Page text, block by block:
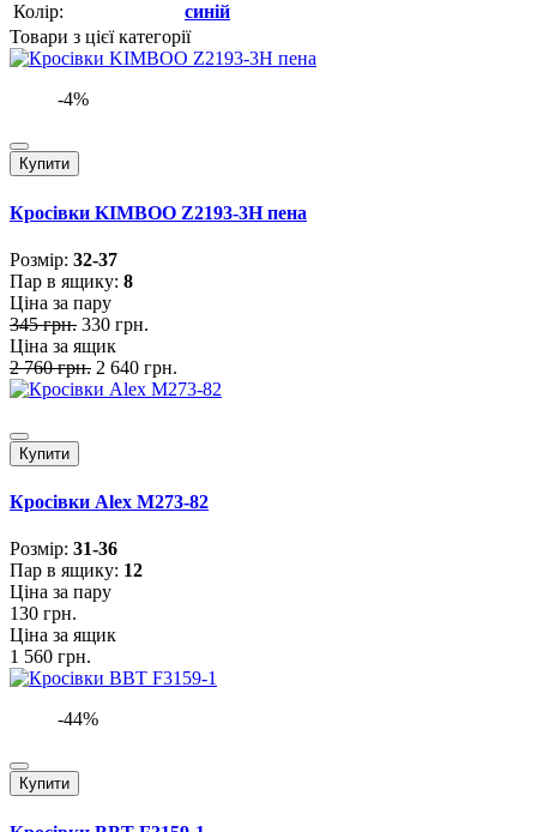
Колір:
синій
Товари з цієї категорії
-4%
Купити
Кросівки KIMBOO Z2193-3H пена
Розмiр: 32-37
Пар в ящику: 8
Ціна за пару
345 грн. 330 грн.
Ціна за ящик
2 760 грн. 2 640 грн.
Купити
Кросівки Alex M273-82
Розмiр: 31-36
Пар в ящику: 12
Ціна за пару
130 грн.
Ціна за ящик
1 560 грн.
-44%
Купити